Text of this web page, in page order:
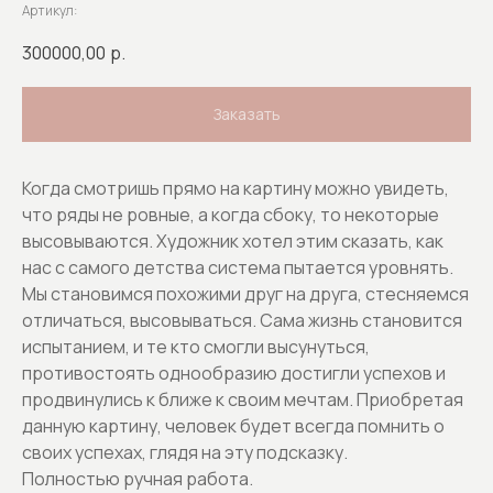
Артикул:
300000,00 р.
Заказать
Когда смотришь прямо на картину можно увидеть,
что ряды не ровные, а когда сбоку, то некоторые
высовываются. Художник хотел этим сказать, как
нас с самого детства система пытается уровнять.
Мы становимся похожими друг на друга, стесняемся
отличаться, высовываться. Сама жизнь становится
испытанием, и те кто смогли высунуться,
противостоять однообразию достигли успехов и
продвинулись к ближе к своим мечтам. Приобретая
данную картину, человек будет всегда помнить о
своих успехах, глядя на эту подсказку.
Полностью ручная работа.